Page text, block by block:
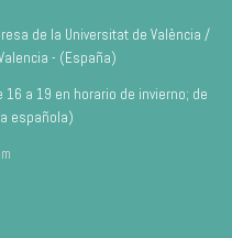
de la Universitat de València /
- (España)
a 19 en horario de invierno; de
española)